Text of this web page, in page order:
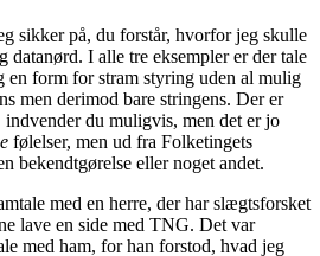
sikker på, du forstår, hvorfor jeg skulle
I alle tre eksempler er der tale
en form for stram styring uden al mulig
men derimod bare stringens. Der er
du muligvis, men det er jo
følelser, men ud fra Folketingets
bekendtgørelse eller noget andet.
med en herre, der har slægtsforsket
lave en side med TNG. Det var
med ham, for han forstod, hvad jeg